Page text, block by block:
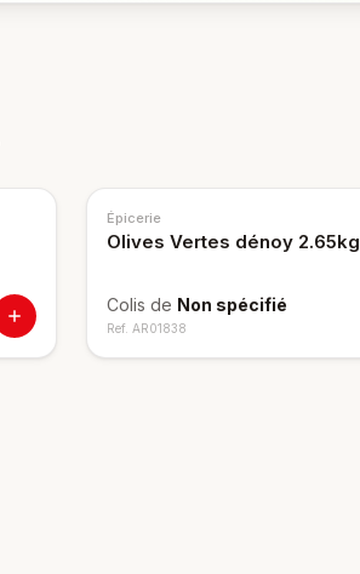
Épicerie
Olives Vertes dénoy 2.65kg
Colis de Non spécifié
Ref. AR01838